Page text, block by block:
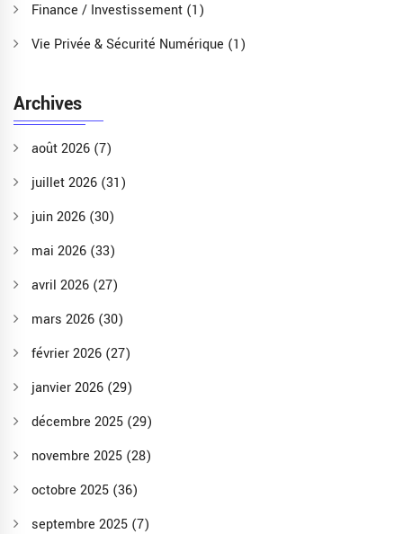
Finance / Investissement (1)
Vie Privée & Sécurité Numérique (1)
Archives
août 2026 (7)
juillet 2026 (31)
juin 2026 (30)
mai 2026 (33)
avril 2026 (27)
mars 2026 (30)
février 2026 (27)
janvier 2026 (29)
décembre 2025 (29)
novembre 2025 (28)
octobre 2025 (36)
septembre 2025 (7)